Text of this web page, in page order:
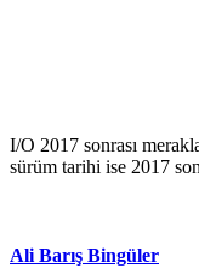
I/O 2017 sonrası
sürüm tarihi ise 2017
Ali Barış Bingüler